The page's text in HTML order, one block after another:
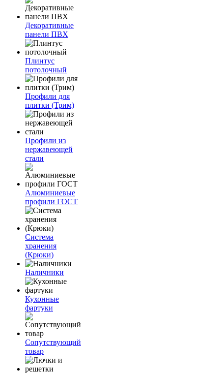
Декоративные
панели ПВХ
Плинтус
потолочный
Профили для
плитки (Трим)
Профили из
нержавеющей
стали
Алюминиевые
профили ГОСТ
Система
хранения
(Крюки)
Наличники
Кухонные
фартуки
Сопутствующий
товар